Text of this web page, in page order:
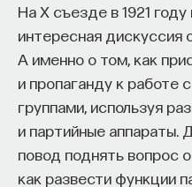
На X съезде в 1921
интересная дискуссия
А именно о том, как
и пропаганду к работе
группами, используя
и партийные аппараты.
повод поднять вопрос
как развести функции
или зеркальным
визуализации: вместо
ситуация могла бы
думать, как бы она
фаталистически в
и настоящего, мы
ситуацию с
предпочтительными